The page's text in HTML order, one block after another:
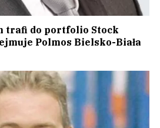
trafi do portfolio Stock
Polmos Bielsko-Biała